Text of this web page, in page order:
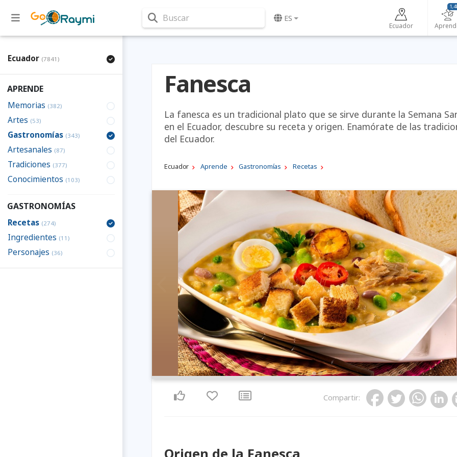
Buscar ES
Ecuador
Ecuador (7841)
APRENDE
Memorias (382)
Artes (53)
Gastronomías (343)
Artesanales (87)
Tradiciones (377)
Conocimientos (103)
GASTRONOMÍAS
Recetas (274)
Ingredientes (11)
Personajes (36)
Fanesca
La fanesca es un tradicional plato que se sirve durante la Semana
en el Ecuador, descubre su receta y origen. Enamórate de las
del Ecuador.
Ecuador Aprende Gastronomías Recetas
Previous
Compartir: